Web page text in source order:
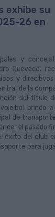
exhibe su
26 en
y
Quevedo,
y directivos
de la
del título
brindó
de
el pasado
éxito del club
para